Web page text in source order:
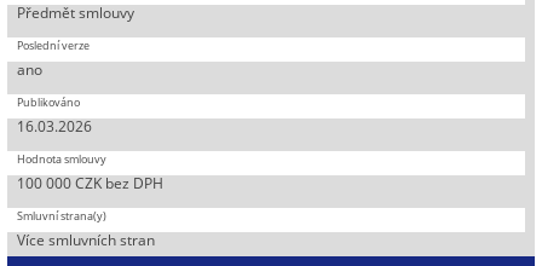
Předmět smlouvy
ano
16.03.2026
100 000 CZK bez DPH
Více smluvních stran